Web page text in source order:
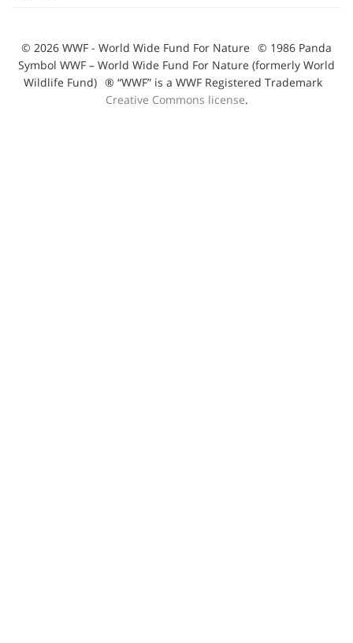
Notable moments from 2020
Our achievements during 2022
© 2026 WWF - World Wide Fund For Nature © 1986 Panda
Symbol WWF – World Wide Fund For Nature (formerly World
Wildlife Fund) ® “WWF” is a WWF Registered Trademark
Creative Commons license.